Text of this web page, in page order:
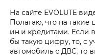
На сайте EVOLUTE
Полагаю, что на
ин и кредитами. Если
бы такую цифру, то, с
автомобиль с ДВС, то